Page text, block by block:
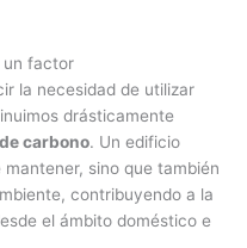
un factor
la necesidad de utilizar
drásticamente
carbono. Un edificio
sino que también
contribuyendo a la
el ámbito doméstico e